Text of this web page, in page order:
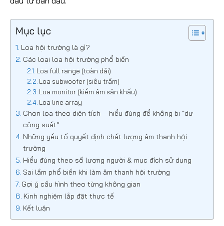
Mục lục
Loa hội trường là gì?
Các loại loa hội trường phổ biến
Loa full range (toàn dải)
Loa subwoofer (siêu trầm)
Loa monitor (kiểm âm sân khấu)
Loa line array
Chọn loa theo diện tích – hiểu đúng để không bị “dư
công suất”
Những yếu tố quyết định chất lượng âm thanh hội
trường
Hiểu đúng theo số lượng người & mục đích sử dụng
Sai lầm phổ biến khi làm âm thanh hội trường
Gợi ý cấu hình theo từng không gian
Kinh nghiệm lắp đặt thực tế
Kết luận